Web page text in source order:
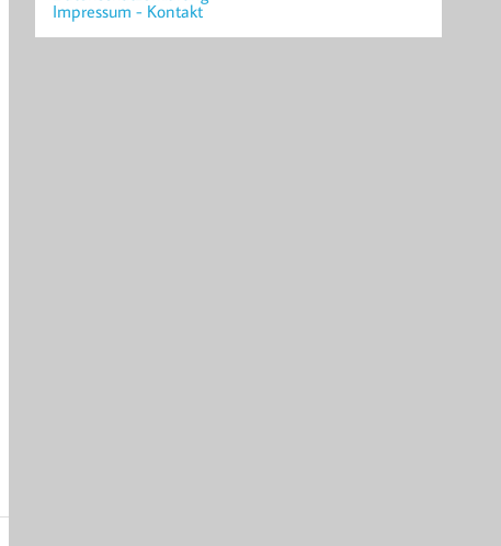
Impressum - Kontakt